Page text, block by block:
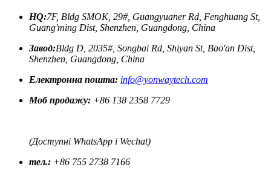
HQ:7F, Bldg SMOK, 29#, Guangyuaner Rd, Fenghuang St,
Guang'ming Dist, Shenzhen, Guangdong, China
Завод:Bldg D, 2035#, Songbai Rd, Shiyan St, Bao'an Dist,
Shenzhen, Guangdong, China
Електронна пошта: info@yonwaytech.com
Моб продажу: +86 138 2358 7729
(Доступні WhatsApp і Wechat)
тел.: +86 755 2738 7166